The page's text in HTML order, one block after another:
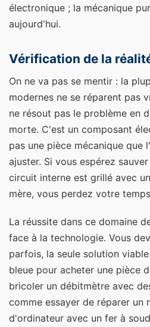
électronique ; la mécanique
aujourd'hui.
Vérification de la
On ne va pas se mentir : la
modernes ne se réparent pas
ne résout pas le problème en
morte. C'est un composant
pas une pièce mécanique que
ajuster. Si vous espérez
circuit interne est grillé avec
mère, vous perdez votre
La réussite dans ce domaine
face à la technologie. Vous
parfois, la seule solution
bleue pour acheter une pièce
bricoler un débitmètre avec
comme essayer de réparer un
d'ordinateur avec un fer à